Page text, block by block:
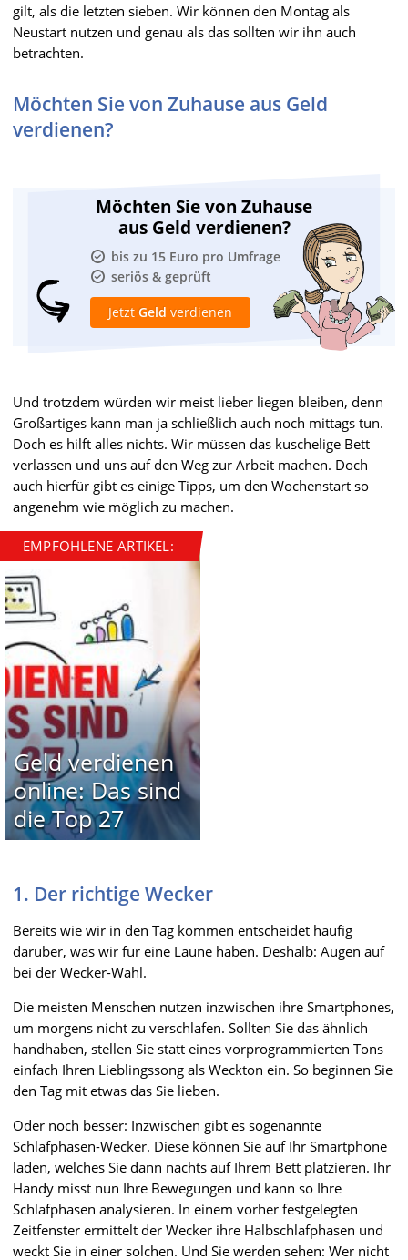
gilt, als die letzten sieben. Wir können den Montag als
Neustart nutzen und genau als das sollten wir ihn auch
betrachten.
Möchten Sie von Zuhause aus Geld
verdienen?
Möchten Sie von Zuhause
aus Geld verdienen?
bis zu 15 Euro pro Umfrage
seriös & geprüft
Jetzt Geld verdienen
Und trotzdem würden wir meist lieber liegen bleiben, denn
Großartiges kann man ja schließlich auch noch mittags tun.
Doch es hilft alles nichts. Wir müssen das kuschelige Bett
verlassen und uns auf den Weg zur Arbeit machen. Doch
auch hierfür gibt es einige Tipps, um den Wochenstart so
angenehm wie möglich zu machen.
EMPFOHLENE ARTIKEL:
Geld verdienen
online: Das sind
die Top 27
1. Der richtige Wecker
Bereits wie wir in den Tag kommen entscheidet häufig
darüber, was wir für eine Laune haben. Deshalb: Augen auf
bei der Wecker-Wahl.
Die meisten Menschen nutzen inzwischen ihre Smartphones,
um morgens nicht zu verschlafen. Sollten Sie das ähnlich
handhaben, stellen Sie statt eines vorprogrammierten Tons
einfach Ihren Lieblingssong als Weckton ein. So beginnen Sie
den Tag mit etwas das Sie lieben.
Oder noch besser: Inzwischen gibt es sogenannte
Schlafphasen-Wecker. Diese können Sie auf Ihr Smartphone
laden, welches Sie dann nachts auf Ihrem Bett platzieren. Ihr
Handy misst nun Ihre Bewegungen und kann so Ihre
Schlafphasen analysieren. In einem vorher festgelegten
Zeitfenster ermittelt der Wecker ihre Halbschlafphasen und
weckt Sie in einer solchen. Und Sie werden sehen: Wer nicht